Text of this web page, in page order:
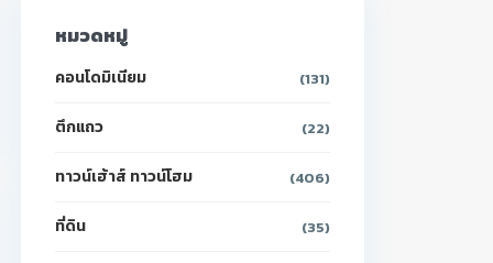
หมวดหมู่
คอนโดมิเนียม (131)
ตึกแถว (22)
ทาวน์เฮ้าส์ ทาวน์โฮม (406)
ที่ดิน (35)